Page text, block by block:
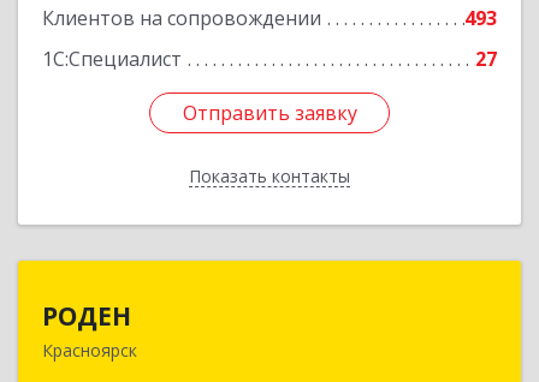
Клиентов на сопровождении
493
1С:Специалист
27
Отправить заявку
Показать контакты
Отправить заявку
Назад
РОДЕН
Красноярск
660064, Красноярский край, Красноярск г, им